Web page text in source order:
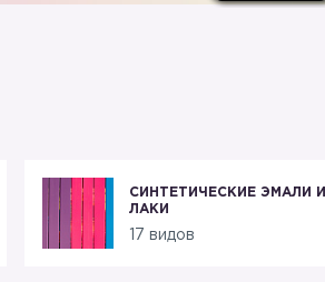
СИНТЕТИЧЕСКИЕ ЭМАЛИ И
ЛАКИ
17 видов